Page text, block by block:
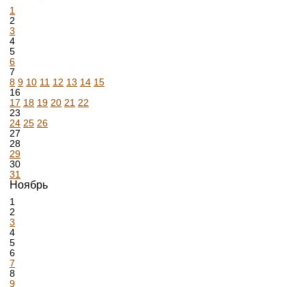
1
2
3
4
5
6
7
8 9 10 11 12 13 14 15
16
17 18 19 20 21 22
23
24 25 26
27
28
29
30
31
Ноябрь
1
2
3
4
5
6
7
8
9